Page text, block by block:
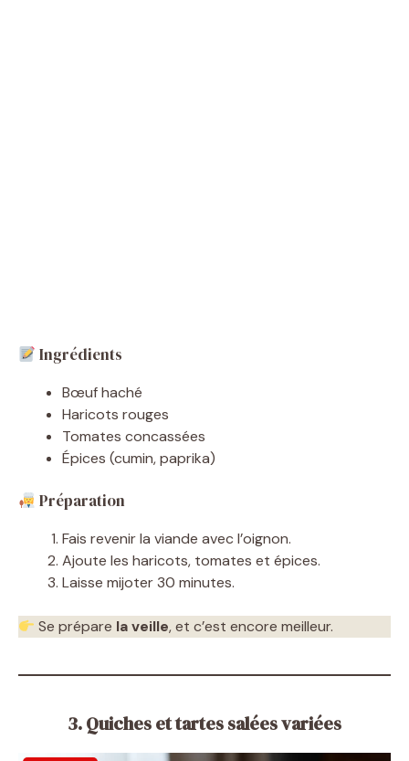
Ingrédients
Bœuf haché
Haricots rouges
Tomates concassées
Épices (cumin, paprika)
Préparation
Fais revenir la viande avec l’oignon.
Ajoute les haricots, tomates et épices.
Laisse mijoter 30 minutes.
Se prépare la veille, et c’est encore meilleur.
3. Quiches et tartes salées variées